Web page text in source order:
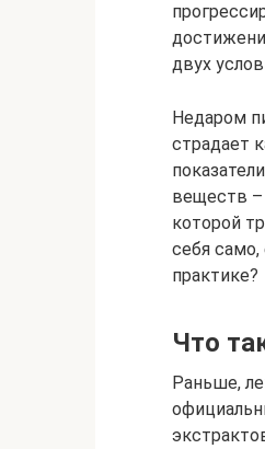
двух
Недаром
страдает
веществ –
которой
себя
практике?
Что
Раньше,